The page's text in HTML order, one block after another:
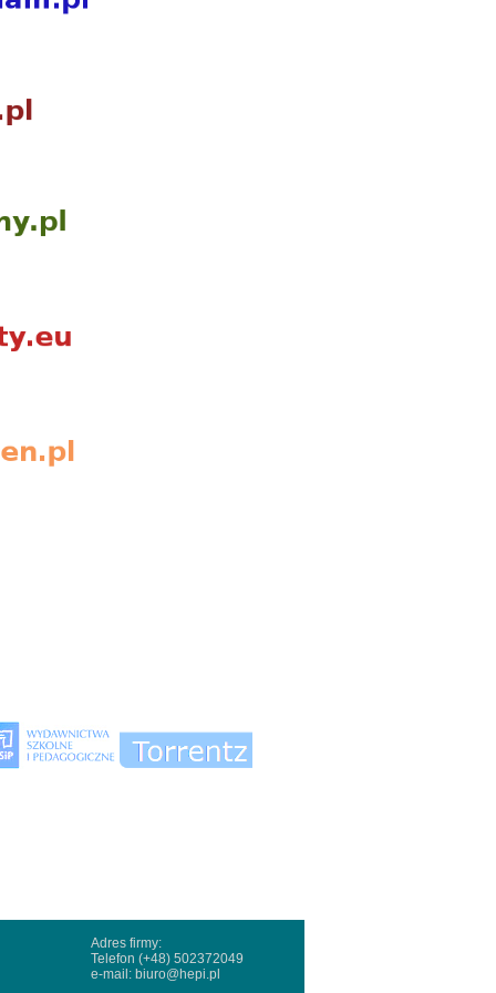
Adres firmy:
Telefon (+48) 502372049
e-mail: biuro@hepi.pl